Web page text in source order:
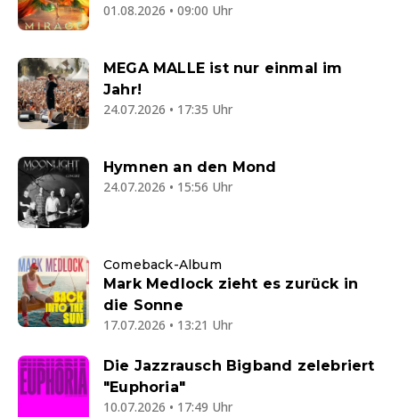
01.08.2026 • 09:00 Uhr
MEGA MALLE ist nur einmal im
Jahr!
24.07.2026 • 17:35 Uhr
Hymnen an den Mond
24.07.2026 • 15:56 Uhr
Comeback-Album
Mark Medlock zieht es zurück in
die Sonne
17.07.2026 • 13:21 Uhr
Die Jazzrausch Bigband zelebriert
"Euphoria"
10.07.2026 • 17:49 Uhr